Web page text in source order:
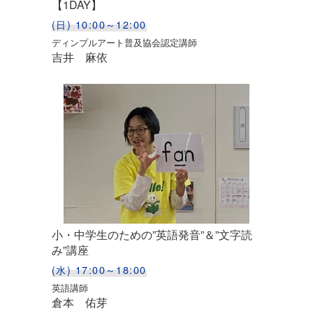
【1DAY】
(日) 10:00～12:00
ディンプルアート普及協会認定講師
吉井 麻依
小・中学生のための”英語発音”＆”文字読
み”講座
(水) 17:00～18:00
英語講師
倉本 佑芽